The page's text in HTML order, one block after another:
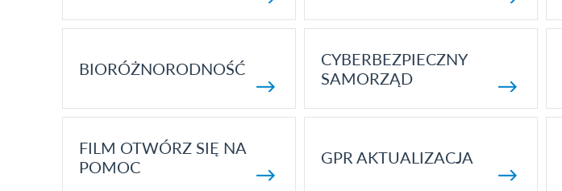
BIORÓŻNORODNOŚĆ
CYBERBEZPIECZNY
SAMORZĄD
FILM OTWÓRZ SIĘ NA
POMOC
GPR AKTUALIZACJA